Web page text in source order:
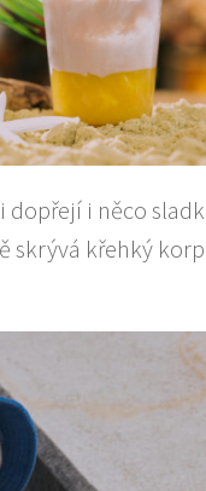
dopřejí i něco
skrývá křehký